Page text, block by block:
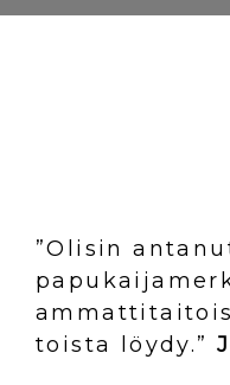
”Olisin
toista löydy.”